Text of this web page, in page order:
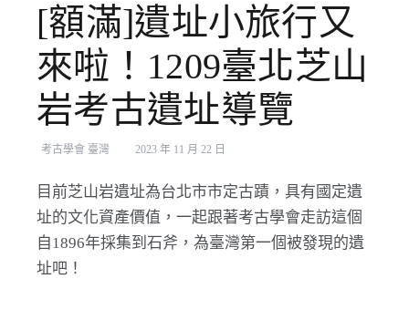
[額滿]遺址小旅行又
來啦！1209臺北芝山
岩考古遺址導覽
考古學會 臺灣 2023 年 11 月 22 日
目前芝山岩遺址為台北市市定古蹟，具有國定遺
址的文化資產價值，一起跟著考古學會走訪這個
自1896年採集到石斧，為臺灣第一個被發現的遺
址吧！